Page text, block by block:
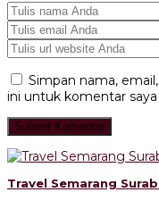
Simpan nama,
ini untuk komentar
Travel Semarang